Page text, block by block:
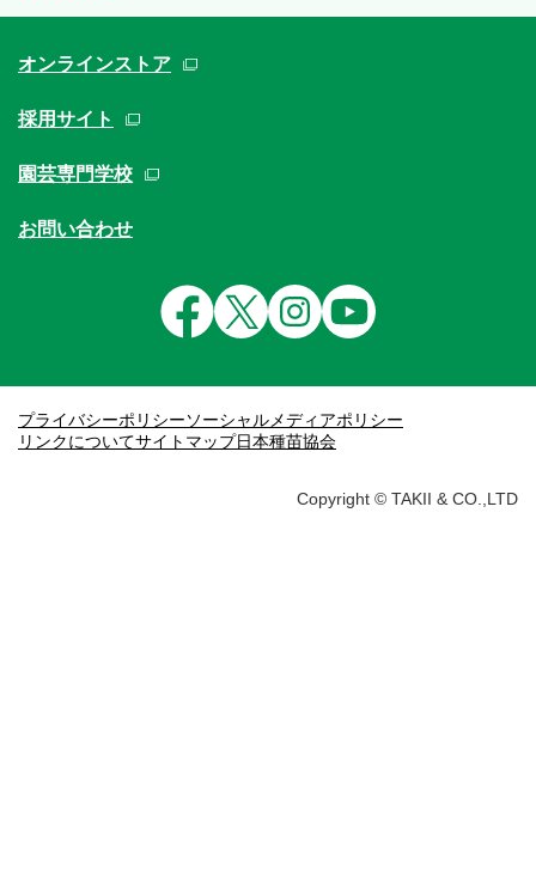
オンラインストア
採用サイト
園芸専門学校
お問い合わせ
プライバシーポリシーソーシャルメディアポリシー
リンクについてサイトマップ日本種苗協会
Copyright © TAKII & CO.,LTD